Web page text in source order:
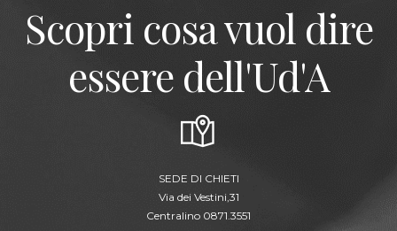
Scopri cosa vuol dire
essere dell'Ud'A
SEDE DI CHIETI
Via dei Vestini,31
Centralino 0871.3551